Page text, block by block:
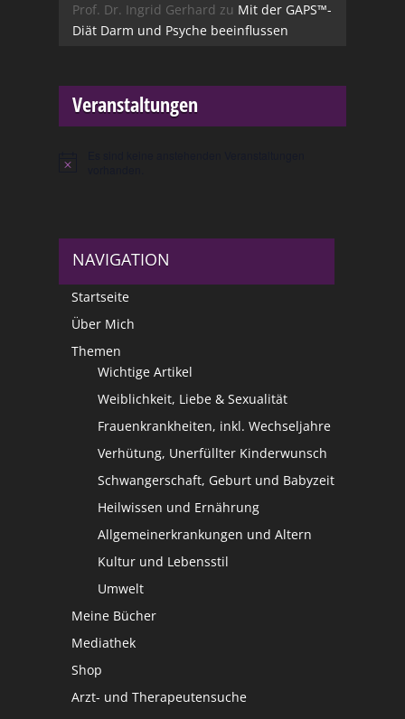
Prof. Dr. Ingrid Gerhard zu Mit der GAPS™-
Diät Darm und Psyche beeinflussen
Veranstaltungen
Hinweis
NAVIGATION
Startseite
Über Mich
Themen
Wichtige Artikel
Weiblichkeit, Liebe & Sexualität
Frauenkrankheiten, inkl. Wechseljahre
Verhütung, Unerfüllter Kinderwunsch
Schwangerschaft, Geburt und Babyzeit
Heilwissen und Ernährung
Allgemeinerkrankungen und Altern
Kultur und Lebensstil
Umwelt
Meine Bücher
Mediathek
Shop
Arzt- und Therapeutensuche